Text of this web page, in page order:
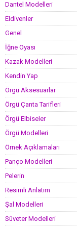
Dantel Modelleri
Eldivenler
Genel
İğne Oyası
Kazak Modelleri
Kendin Yap
Örgü Aksesuarlar
Örgü Çanta Tarifleri
Örgü Elbiseler
Örgü Modelleri
Örnek Açıklamaları
Panço Modelleri
Pelerin
Resimli Anlatım
Şal Modelleri
Süveter Modelleri